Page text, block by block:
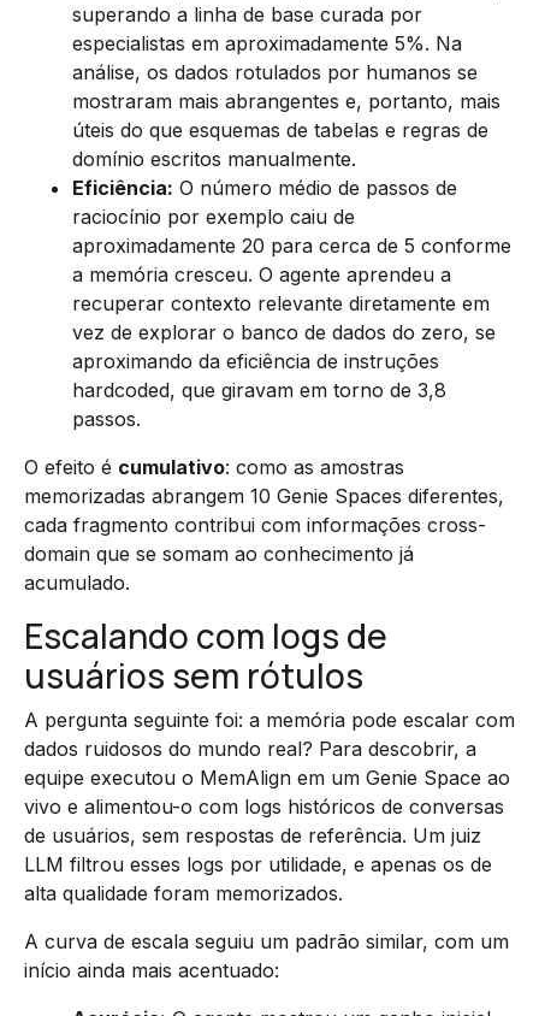
superando a linha de base curada por
especialistas em aproximadamente 5%. Na
análise, os dados rotulados por humanos se
mostraram mais abrangentes e, portanto, mais
úteis do que esquemas de tabelas e regras de
domínio escritos manualmente.
Eficiência: O número médio de passos de
raciocínio por exemplo caiu de
aproximadamente 20 para cerca de 5 conforme
a memória cresceu. O agente aprendeu a
recuperar contexto relevante diretamente em
vez de explorar o banco de dados do zero, se
aproximando da eficiência de instruções
hardcoded, que giravam em torno de 3,8
passos.
O efeito é cumulativo: como as amostras
memorizadas abrangem 10 Genie Spaces diferentes,
cada fragmento contribui com informações cross-
domain que se somam ao conhecimento já
acumulado.
Escalando com logs de
usuários sem rótulos
A pergunta seguinte foi: a memória pode escalar com
dados ruidosos do mundo real? Para descobrir, a
equipe executou o MemAlign em um Genie Space ao
vivo e alimentou-o com logs históricos de conversas
de usuários, sem respostas de referência. Um juiz
LLM filtrou esses logs por utilidade, e apenas os de
alta qualidade foram memorizados.
A curva de escala seguiu um padrão similar, com um
início ainda mais acentuado: